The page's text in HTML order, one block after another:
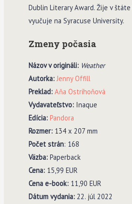
Dublin Literary Award. Žije v štáte
vyučuje na Syracuse University.
Zmeny počasia
Názov v origináli: Weather
Autorka: Jenny Offill
Preklad: Aňa Ostrihoňová
Vydavateľstvo:Inaque
Edícia: Pandora
Rozmer:134 x 207 mm
Počet strán: 168
Väzba:Paperback
Cena: 15,99 EUR
Cena e-book: 11,90 EUR
Dátum vydania: 22. júl 2022